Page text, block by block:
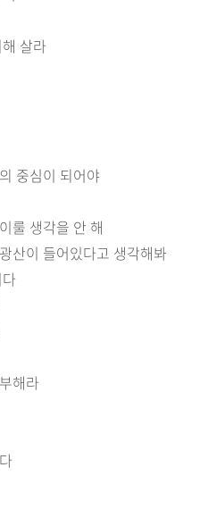
살라
중심이 되어야
룰 생각을 안 해
산이 들어있다고 생각해봐
해라